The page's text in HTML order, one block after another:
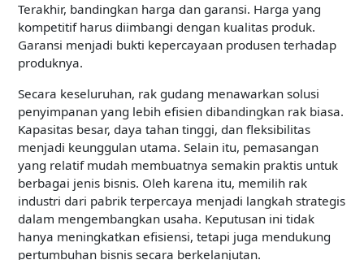
Terakhir, bandingkan harga dan garansi. Harga yang
kompetitif harus diimbangi dengan kualitas produk.
Garansi menjadi bukti kepercayaan produsen terhadap
produknya.
Secara keseluruhan, rak gudang menawarkan solusi
penyimpanan yang lebih efisien dibandingkan rak biasa.
Kapasitas besar, daya tahan tinggi, dan fleksibilitas
menjadi keunggulan utama. Selain itu, pemasangan
yang relatif mudah membuatnya semakin praktis untuk
berbagai jenis bisnis. Oleh karena itu, memilih rak
industri dari pabrik terpercaya menjadi langkah strategis
dalam mengembangkan usaha. Keputusan ini tidak
hanya meningkatkan efisiensi, tetapi juga mendukung
pertumbuhan bisnis secara berkelanjutan.